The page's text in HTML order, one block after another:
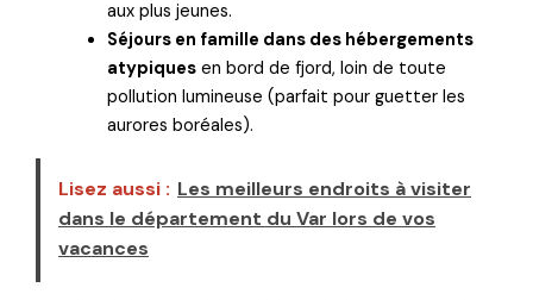
aux plus jeunes.
Séjours en famille dans des hébergements
atypiques en bord de fjord, loin de toute
pollution lumineuse (parfait pour guetter les
aurores boréales).
Lisez aussi : Les meilleurs endroits à visiter
dans le département du Var lors de vos
vacances